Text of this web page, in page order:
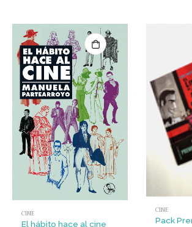
CINE
El hábito hace al cine
CINE
Pack